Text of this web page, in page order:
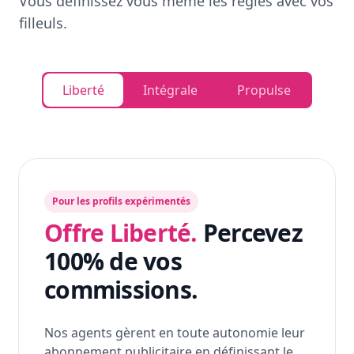
filleuls.
Liberté Intégrale Propulse
Pour les profils expérimentés
Offre Liberté. Percevez
100% de vos
commissions.
Nos agents gèrent en toute autonomie leur